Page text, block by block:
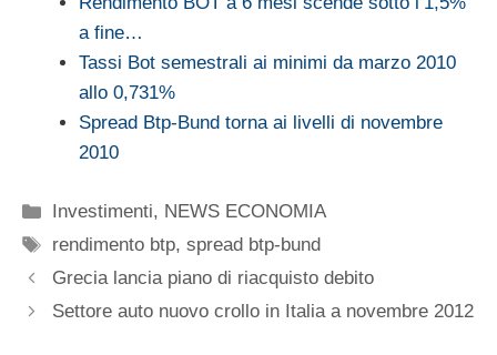
a fine…
Tassi Bot semestrali ai minimi da marzo 2010
allo 0,731%
Spread Btp-Bund torna ai livelli di novembre
2010
Categorie
Investimenti, NEWS ECONOMIA
Tag
rendimento btp,spread btp-bund
Grecia lancia piano di riacquisto debito
Settore auto nuovo crollo in Italia a novembre 2012